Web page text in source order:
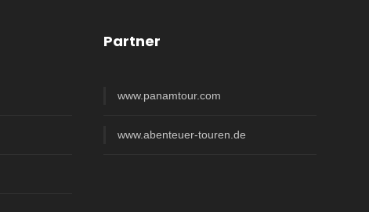
Partner
www.panamtour.com
www.abenteuer-touren.de